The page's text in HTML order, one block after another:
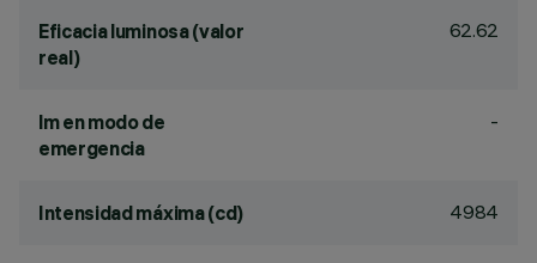
Eficacia luminosa (valor
real)
62.62
lm en modo de
emergencia
-
Intensidad máxima (cd) 4984